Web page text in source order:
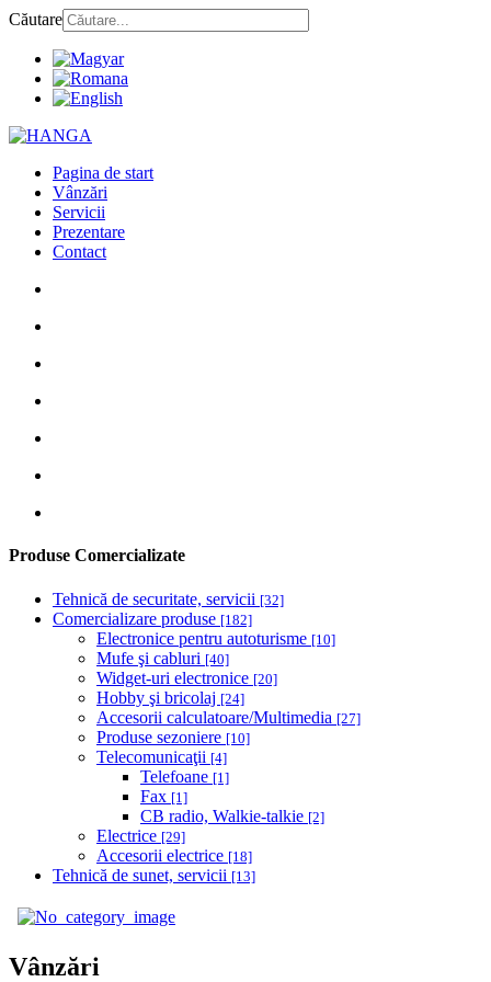
Căutare
Pagina de start
Vânzări
Servicii
Prezentare
Contact
Produse Comercializate
Tehnică de securitate, servicii [32]
Comercializare produse [182]
Electronice pentru autoturisme [10]
Mufe şi cabluri [40]
Widget-uri electronice [20]
Hobby şi bricolaj [24]
Accesorii calculatoare/Multimedia [27]
Produse sezoniere [10]
Telecomunicaţii [4]
Telefoane [1]
Fax [1]
CB radio, Walkie-talkie [2]
Electrice [29]
Accesorii electrice [18]
Tehnică de sunet, servicii [13]
Vânzări